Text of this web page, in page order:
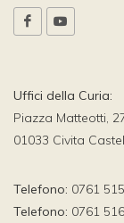
Uffici della Curia:
Piazza Matteotti,
01033 Civita
Telefono: 0761
Telefono: 0761